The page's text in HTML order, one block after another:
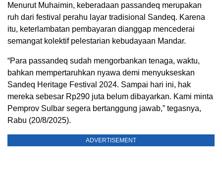
Menurut Muhaimin, keberadaan passandeq merupakan
ruh dari festival perahu layar tradisional Sandeq. Karena
itu, keterlambatan pembayaran dianggap mencederai
semangat kolektif pelestarian kebudayaan Mandar.
“Para passandeq sudah mengorbankan tenaga, waktu,
bahkan mempertaruhkan nyawa demi menyukseskan
Sandeq Heritage Festival 2024. Sampai hari ini, hak
mereka sebesar Rp290 juta belum dibayarkan. Kami minta
Pemprov Sulbar segera bertanggung jawab,” tegasnya,
Rabu (20/8/2025).
ADVERTISEMENT